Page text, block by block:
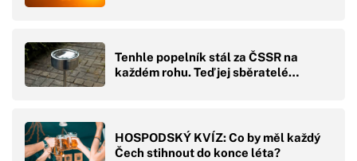
Tenhle popelník stál za ČSSR na
každém rohu. Teď jej sběratelé…
HOSPODSKÝ KVÍZ: Co by měl každý
Čech stihnout do konce léta?